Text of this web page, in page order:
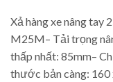
Xả hàng xe nâng tay
M25M– Tải trọng
thấp nhất: 85mm–
thước bản càng: 160